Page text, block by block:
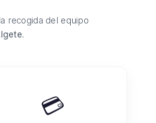
recogida del equipo
.
💳